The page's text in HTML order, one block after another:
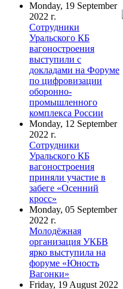
Monday, 19 September
2022 г.
Сотрудники
Уральского КБ
вагоностроения
выступили с
докладами на Форуме
по цифровизации
оборонно-
промышленного
комплекса России
Monday, 12 September
2022 г.
Сотрудники
Уральского КБ
вагоностроения
приняли участие в
забеге «Осенний
кросс»
Monday, 05 September
2022 г.
Молодёжная
организация УКБВ
ярко выступила на
форуме «Юность
Вагонки»
Friday, 19 August 2022